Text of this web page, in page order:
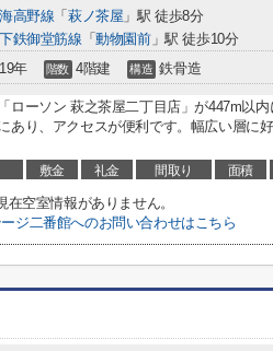
高野線 「 萩ノ茶屋 」駅 徒歩8分
鉄御堂筋線 「動物園前」駅 徒歩10分
年 階数 4階建 構造 鉄骨造
ローソン 萩之茶屋二丁目店」が447m以
あり、アクセスが便利です。幅広い層に
敷金 礼金 間取り 面積
在空室情報がありません。
ジ二番館へのお問い合わせはこちら